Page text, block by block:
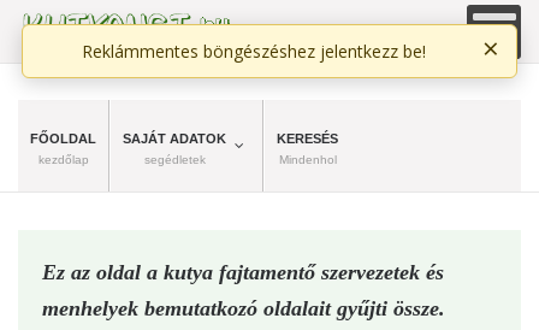
FŐOLDAL
kezdőlap
SAJÁT ADATOK
segédletek
KERESÉS
Mindenhol
Ez az oldal a kutya fajtamentő szervezetek és
menhelyek bemutatkozó oldalait gyűjti össze.
Reklámmentes böngészéshez jelentkezz be! ×